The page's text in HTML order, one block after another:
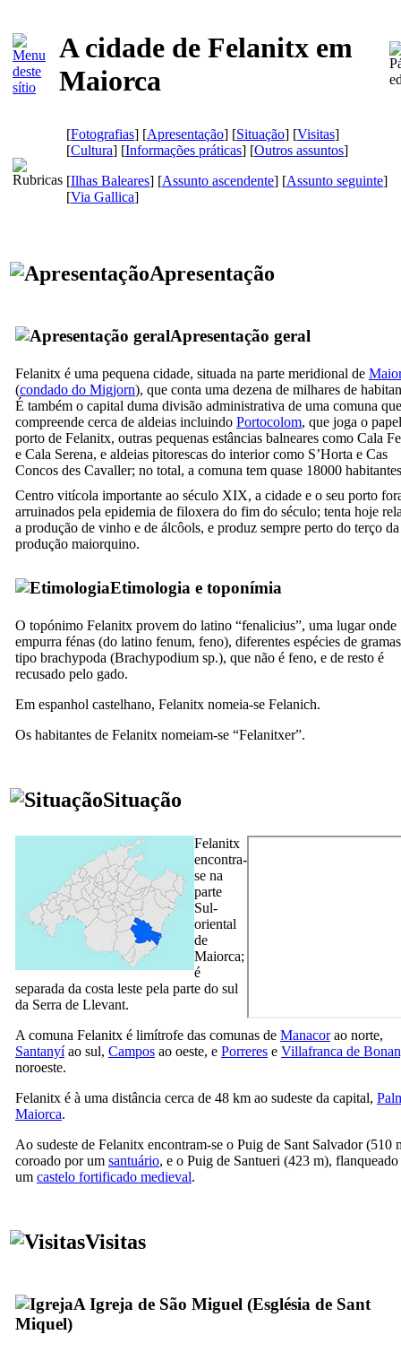
A cidade de Felanitx em
Maiorca
[Fotografias] [Apresentação] [Situação] [Visitas]
[Cultura] [Informações práticas] [Outros assuntos]
[Ilhas Baleares] [Assunto ascendente] [Assunto seguinte]
[Via Gallica]
Apresentação
Apresentação geral
Felanitx é uma pequena cidade, situada na parte meridional de
(condado do Migjorn), que conta uma dezena de milhares de
É também o capital duma divisão administrativa de uma comuna que
compreende cerca de aldeias incluindo Portocolom, que joga o
porto de Felanitx, outras pequenas estâncias balneares como Cala
e Cala Serena, e aldeias pitorescas do interior como S’Horta e Cas
Concos des Cavaller; no total, a comuna tem quase 18000
Centro vitícola importante ao século XIX, a cidade e o seu porto
arruinados pela epidemia de filoxera do fim do século; tenta hoje
a produção de vinho e de álcôols, e produz sempre perto do terço da
produção maiorquino.
Etimologia e toponímia
O topónimo Felanitx provem do latino “fenalicius”, uma lugar onde
empurra fénas (do latino fenum, feno), diferentes espécies de
tipo brachypoda (Brachypodium sp.), que não é feno, e de resto é
recusado pelo gado.
Em espanhol castelhano, Felanitx nomeia-se Felanich.
Os habitantes de Felanitx nomeiam-se “Felanitxer”.
Situação
Felanitx
encontra-
se na
parte
Sul-
oriental
de
Maiorca;
é
separada da costa leste pela parte do sul
da Serra de Llevant.
A comuna Felanitx é limítrofe das comunas de Manacorao norte,
Santanyíao sul, Campos ao oeste, e Porreres e Villafranca de
noroeste.
Felanitx é à uma distância cerca de 48 km ao sudeste da capital,
Maiorca.
Ao sudeste de Felanitx encontram-se o Puig de Sant Salvador(510
coroado por um santuário, e o Puig de Santueri (423 m), flanqueado
um castelo fortificado medieval.
Visitas
A Igreja de São Miguel (Església de Sant
Miquel)